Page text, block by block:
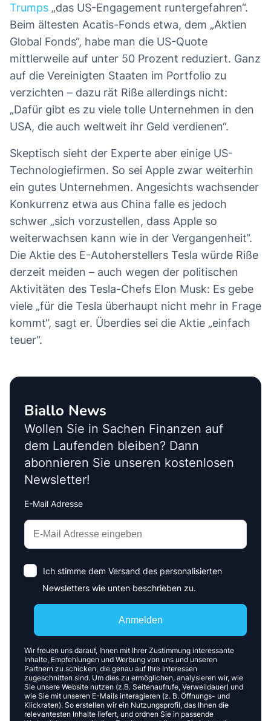
Trumps „das US-Engagement runtergefahren“.
Beim ältesten Acatis-Fonds etwa, dem „Aktien
Global Fonds“, habe man die US-Quote
mittlerweile auf unter 50 Prozent reduziert. Ganz
auf die Vereinigten Staaten im Portfolio zu
verzichten – dazu rät Riße allerdings nicht:
„Dafür gibt es zu viele tolle Unternehmen in den
USA, die auch weltweit ihr Geld verdienen“.
Skeptisch sieht der Experte aber einige US-
Technologiefirmen. So sei Apple zwar weiterhin
ein gutes Unternehmen. Angesichts wachsender
Konkurrenz etwa aus China falle es jedoch
schwer „sich vorzustellen, dass Apple so
weiterwachsen kann wie in der Vergangenheit“.
Die Aktie des E-Autoherstellers Tesla würde Riße
derzeit meiden – auch wegen der politischen
Aktivitäten des Tesla-Chefs Elon Musk: Es gebe
viele „für die Tesla überhaupt nicht mehr in Frage
kommt“, sagt er. Überdies sei die Aktie „einfach
teuer“.
Biallo News
Wollen Sie in Sachen Finanzen auf
dem Laufenden bleiben? Dann
abonnieren Sie unseren kostenlosen
Newsletter!
E-Mail Adresse
Interests
Amount
Anmelden
Ich stimme dem Versand des personalisierten
Newsletters wie unten beschrieben zu.
Wir freuen uns darauf, Ihnen mit Ihrer Zustimmung interessante
Inhalte, Empfehlungen und Werbung von uns und unseren
Partnern zu schicken, die genau auf Ihre Interessen
zugeschnitten sind. Um dies zu ermöglichen, analysieren wir, wie
Sie unsere Website nutzen (z.B. Seitenaufrufe, Verweildauer) und
wie Sie mit unseren E-Mails interagieren (z. B. Öffnungs- und
Klickraten). So erstellen wir ein Nutzungsprofil, das Ihnen die
relevantesten Inhalte liefert, und ordnen Sie in passende